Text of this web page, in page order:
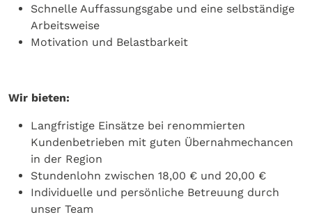
Schnelle Auffassungsgabe und eine selbständige
Arbeitsweise
Motivation und Belastbarkeit
Wir bieten:
Langfristige Einsätze bei renommierten
Kundenbetrieben mit guten Übernahmechancen
in der Region
Stundenlohn zwischen 18,00 € und 20,00 €
Individuelle und persönliche Betreuung durch
unser Team